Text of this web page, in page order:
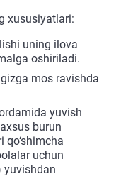
xususiyatlari:
uning ilova
oshiriladi.
mos ravishda
yuvish
burun
uchun
yuvishdan